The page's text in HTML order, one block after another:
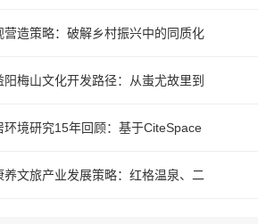
营造策略：破解乡村振兴中的同质化
阳梅山文化开发路径：从蚩尤故里到
环境研究15年回顾：基于CiteSpace
养文旅产业发展策略：红格温泉、二